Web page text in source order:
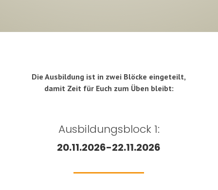
Die Ausbildung ist in zwei Blöcke eingeteilt,
damit Zeit für Euch zum Üben bleibt:
Ausbildungsblock 1:
20.11.2026-22.11.2026